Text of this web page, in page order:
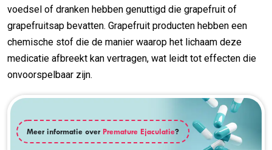
voedsel of dranken hebben genuttigd die grapefruit of
grapefruitsap bevatten. Grapefruit producten hebben een
chemische stof die de manier waarop het lichaam deze
medicatie afbreekt kan vertragen, wat leidt tot effecten die
onvoorspelbaar zijn.
Meer informatie over Premature Ejaculatie?